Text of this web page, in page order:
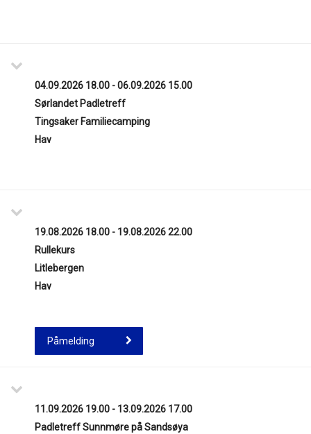
04.09.2026 18.00 - 06.09.2026 15.00
Sørlandet Padletreff
Tingsaker Familiecamping
Hav
19.08.2026 18.00 - 19.08.2026 22.00
Rullekurs
Litlebergen
Hav
Påmelding
11.09.2026 19.00 - 13.09.2026 17.00
Padletreff Sunnmøre på Sandsøya